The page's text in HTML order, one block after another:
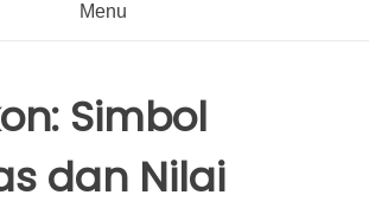
Menu
Simbol
dan Nilai